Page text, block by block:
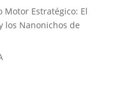
Motor Estratégico: El
los Nanonichos de